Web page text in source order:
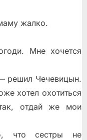
жалко.
Мне хочется
решил Чечевицын.
хотел охотиться
отдай же мои
что сестры не